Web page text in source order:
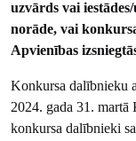
uzvārds vai
norāde, vai
Apvienības
Konkursa dalībnieku
2024. gada 31. martā
konkursa dalībnieki